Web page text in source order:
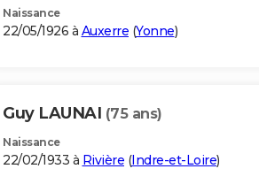
Naissance
22/05/1926 à Auxerre (Yonne)
Guy LAUNAI (75 ans)
Naissance
22/02/1933 à Rivière (Indre-et-Loire)